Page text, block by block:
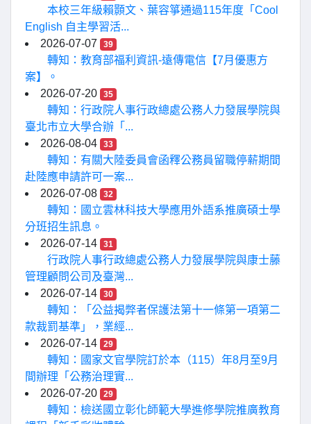
本校三年級賴顥文、葉容箏通過115年度「Cool
English 自主學習活...
2026-07-07
39
轉知：教育部福利資訊-遠傳電信【7月優惠方
案】。
2026-07-20
35
轉知：行政院人事行政總處公務人力發展學院與
臺北市立大學合辦「...
2026-08-04
33
轉知：有關大陸委員會函釋公務員留職停薪期間
赴陸應申請許可一案...
2026-07-08
32
轉知：國立雲林科技大學應用外語系推廣碩士學
分班招生訊息。
2026-07-14
31
行政院人事行政總處公務人力發展學院與康士藤
管理顧問公司及臺灣...
2026-07-14
30
轉知：「公益揭弊者保護法第十一條第一項第二
款裁罰基準」，業經...
2026-07-14
29
轉知：國家文官學院訂於本（115）年8月至9月
間辦理「公務治理實...
2026-07-20
29
轉知：檢送國立彰化師範大學進修學院推廣教育